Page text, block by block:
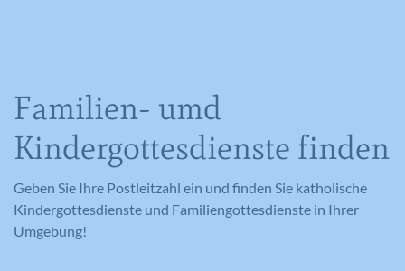
Familien- umd
Kindergottesdienste finden
Geben Sie Ihre Postleitzahl ein und finden Sie katholische
Kindergottesdienste und Familiengottesdienste in Ihrer
Umgebung!